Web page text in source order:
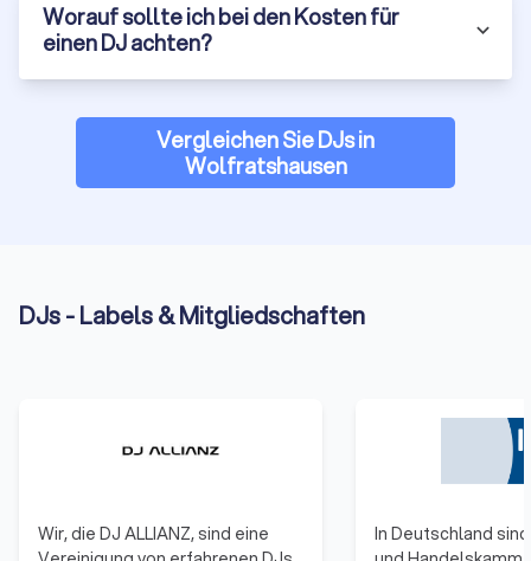
Worauf sollte ich bei den Kosten für
einen DJ achten?
Vergleichen Sie DJs in
Wolfratshausen
DJs - Labels & Mitgliedschaften
Wir, die DJ ALLIANZ, sind eine
In Deutschland